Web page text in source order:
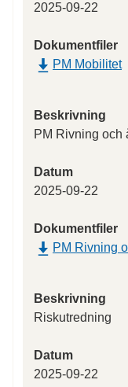
2025-09-22
Dokumentfiler
PM Mobilitet
Beskrivning
PM Rivning och
Datum
2025-09-22
Dokumentfiler
PM Rivning
Beskrivning
Riskutredning
Datum
2025-09-22